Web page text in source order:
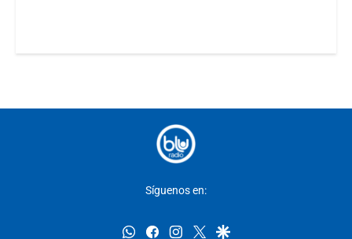
Síguenos en:
whatsappfacebookinstagram
twittergoogle